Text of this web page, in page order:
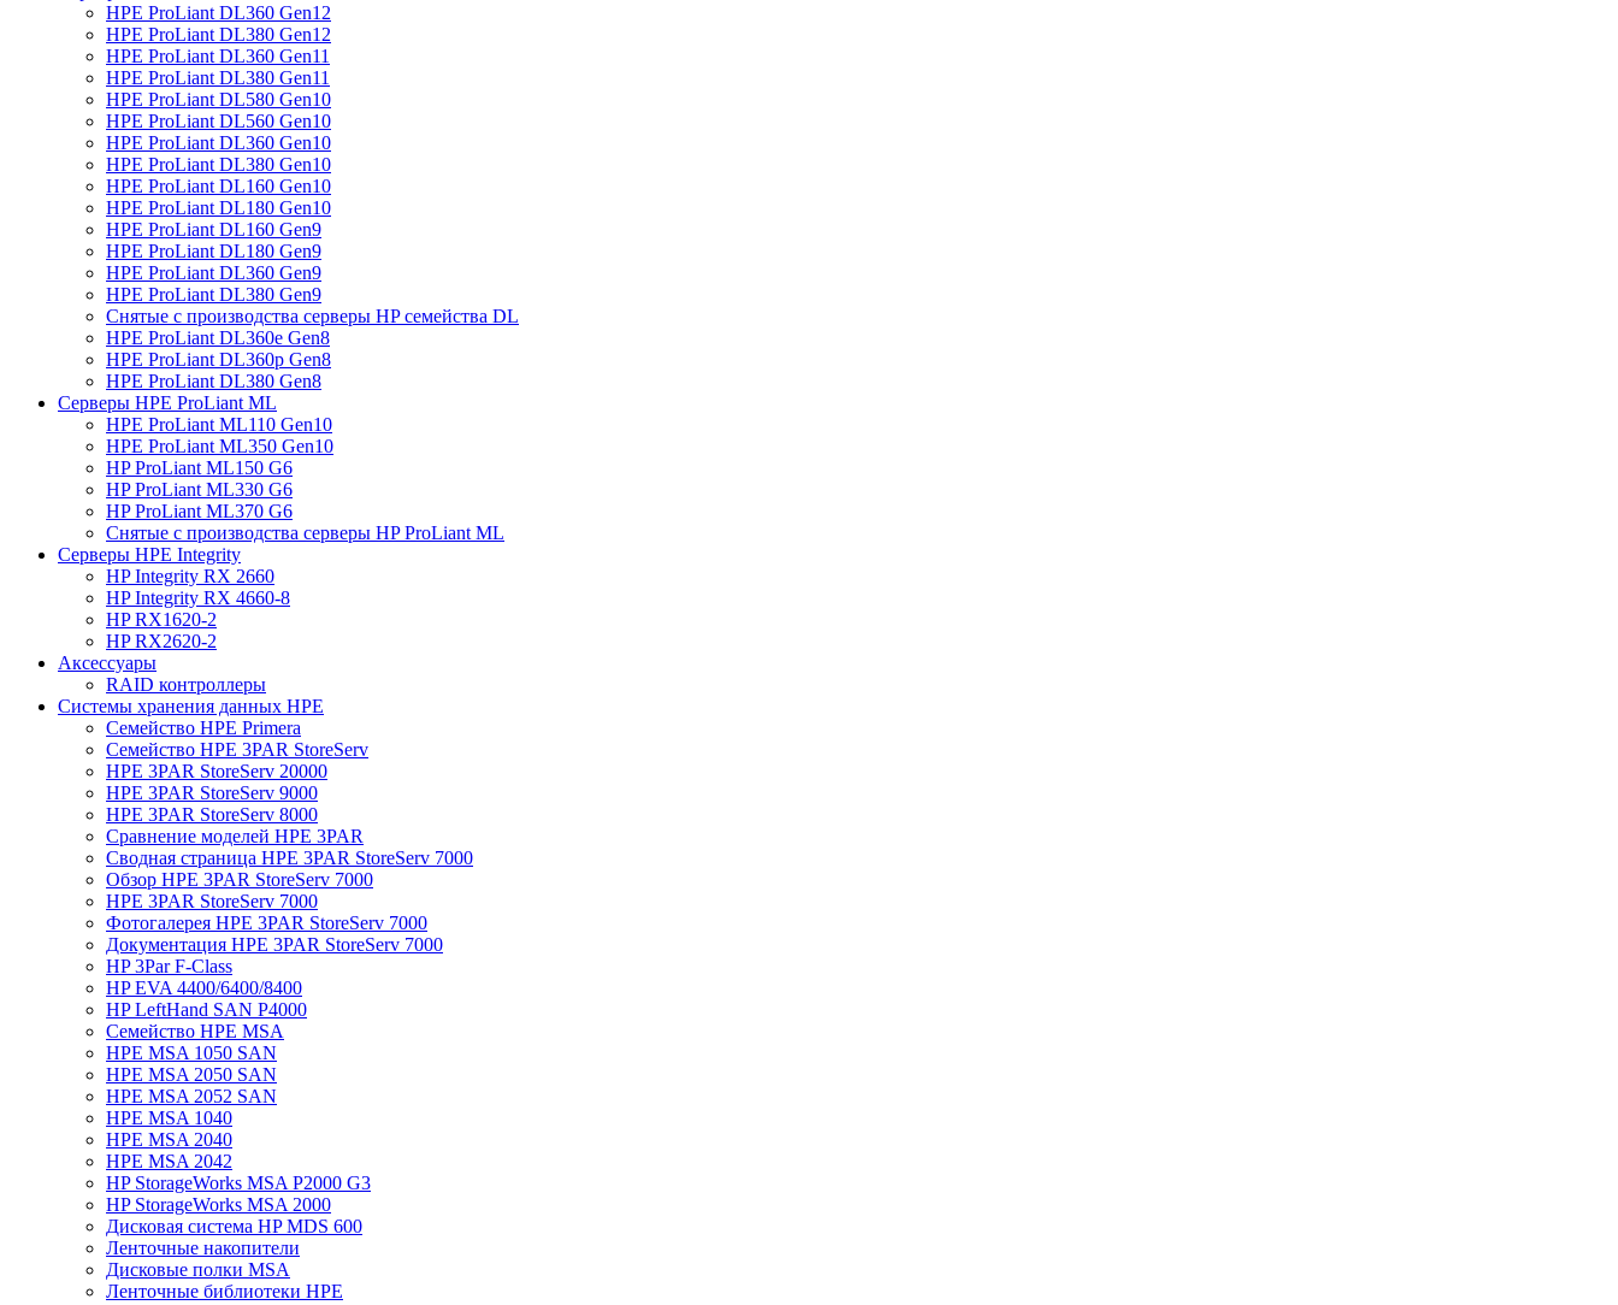
HPE ProLiant DL360 Gen12
HPE ProLiant DL380 Gen12
HPE ProLiant DL360 Gen11
HPE ProLiant DL380 Gen11
HPE ProLiant DL580 Gen10
HPE ProLiant DL560 Gen10
HPE ProLiant DL360 Gen10
HPE ProLiant DL380 Gen10
HPE ProLiant DL160 Gen10
HPE ProLiant DL180 Gen10
HPE ProLiant DL160 Gen9
HPE ProLiant DL180 Gen9
HPE ProLiant DL360 Gen9
HPE ProLiant DL380 Gen9
Снятые с производства серверы HP семейства DL
HPE ProLiant DL360e Gen8
HPE ProLiant DL360p Gen8
HPE ProLiant DL380 Gen8
Серверы HPE ProLiant ML
HPE ProLiant ML110 Gen10
HPE ProLiant ML350 Gen10
HP ProLiant ML150 G6
HP ProLiant ML330 G6
HP ProLiant ML370 G6
Снятые с производства серверы HP ProLiant ML
Серверы HPE Integrity
HP Integrity RX 2660
HP Integrity RX 4660-8
HP RX1620-2
HP RX2620-2
Аксессуары
RAID контроллеры
Системы хранения данных HPE
Семейство HPE Primera
Семейство HPE 3PAR StoreServ
HPE 3PAR StoreServ 20000
HPE 3PAR StoreServ 9000
HPE 3PAR StoreServ 8000
Сравнение моделей HPE 3PAR
Сводная страница HPE 3PAR StoreServ 7000
Обзор HPE 3PAR StoreServ 7000
HPE 3PAR StoreServ 7000
Фотогалерея HPE 3PAR StoreServ 7000
Документация HPE 3PAR StoreServ 7000
HP 3Par F-Class
HP EVA 4400/6400/8400
HP LeftHand SAN P4000
Семейство HPE MSA
HPE MSA 1050 SAN
HPE MSA 2050 SAN
HPE MSA 2052 SAN
HPE MSA 1040
HPE MSA 2040
HPE MSA 2042
HP StorageWorks MSA P2000 G3
HP StorageWorks MSA 2000
Дисковая система HP MDS 600
Ленточные накопители
Дисковые полки MSA
Ленточные библиотеки HPE